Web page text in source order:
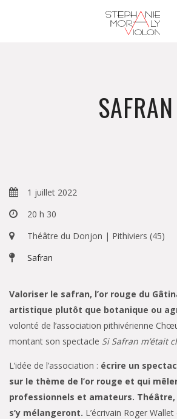
SAFRAN
1 juillet 2022
20 h 30
Théâtre du Donjon | Pithiviers (45)
Safran
Valoriser le safran, l’or rouge du
artistique plutôt que botanique ou
volonté de l’association pithivérienne
montant son spectacle Si Safran m’était
L’idée de l’association : écrire un
sur le thème de l’or rouge et qui
professionnels et amateurs.
s’y mélangeront. L’écrivain Roger